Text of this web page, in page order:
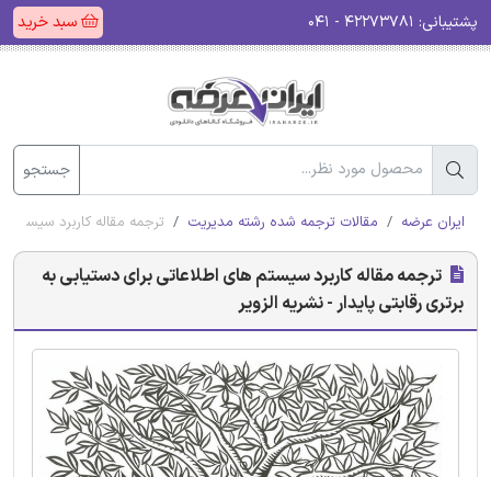
پشتیبانی: سبد خرید
جستجو
ایران عرضه مقالات ترجمه شده رشته مدیریت ترجمه مقاله کاربرد سیستم
ترجمه مقاله کاربرد سیستم های اطلاعاتی برای دستیابی به
برتری رقابتی پایدار - نشریه الزویر